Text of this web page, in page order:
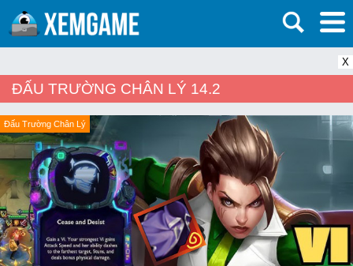
X
ĐẤU TRƯỜNG CHÂN LÝ 14.2
Đấu Trường Chân Lý